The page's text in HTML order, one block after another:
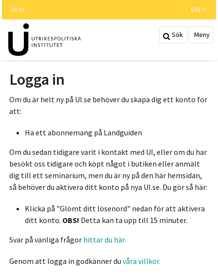
huvudinnehållet
UI.se Välj
Sök Meny
Logga in
Om du är helt ny på UI.se behöver du skapa dig ett konto för
att:
Ha ett abonnemang på Landguiden
Om du sedan tidigare varit i kontakt med UI, eller om du har
besökt oss tidigare och köpt något i butiken eller anmält
dig till ett seminarium, men du är ny på den här hemsidan,
så behöver du aktivera ditt konto på nya UI.se. Du gör så här:
Klicka på "Glömt ditt lösenord" nedan för att aktivera
ditt konto. OBS! Detta kan ta upp till 15 minuter.
Svar på vanliga frågor hittar du här.
Genom att logga in godkänner du våra villkor.